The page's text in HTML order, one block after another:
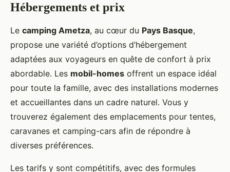
Hébergements et prix
Le camping Ametza, au cœur du Pays Basque,
propose une variété d’options d’hébergement
adaptées aux voyageurs en quête de confort à prix
abordable. Les mobil-homes offrent un espace idéal
pour toute la famille, avec des installations modernes
et accueillantes dans un cadre naturel. Vous y
trouverez également des emplacements pour tentes,
caravanes et camping-cars afin de répondre à
diverses préférences.
Les tarifs y sont compétitifs, avec des formules